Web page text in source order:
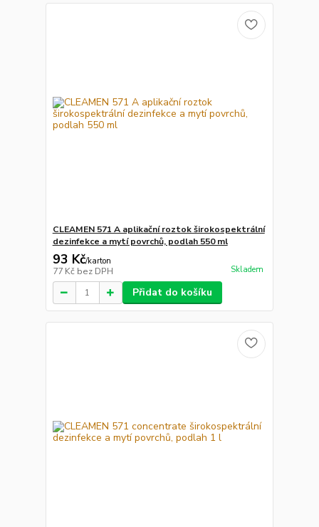
CLEAMEN 571 A aplikační roztok širokospektrální
dezinfekce a mytí povrchů, podlah 550 ml
93 Kč/karton
77 Kč bez DPH Skladem
Přidat do košíku